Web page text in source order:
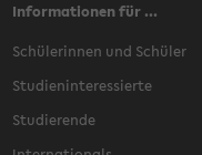
Informationen für ...
Schülerinnen und Schüler
Studieninteressierte
Studierende